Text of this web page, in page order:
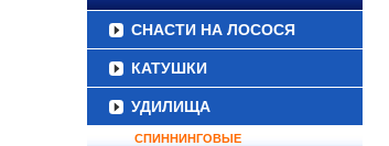
СНАСТИ НА ЛОСОСЯ
КАТУШКИ
УДИЛИЩА
СПИННИНГОВЫЕ